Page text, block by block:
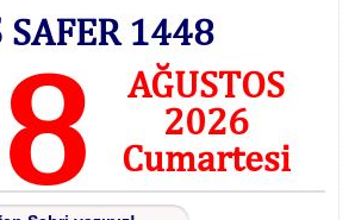
SAFER 1448
8
AĞUSTOS
2026
Cumartesi